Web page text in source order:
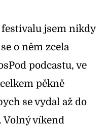
festivalu jsem nikdy
o něm zcela
podcastu, ve
pěkně
se vydal až do
Volný víkend